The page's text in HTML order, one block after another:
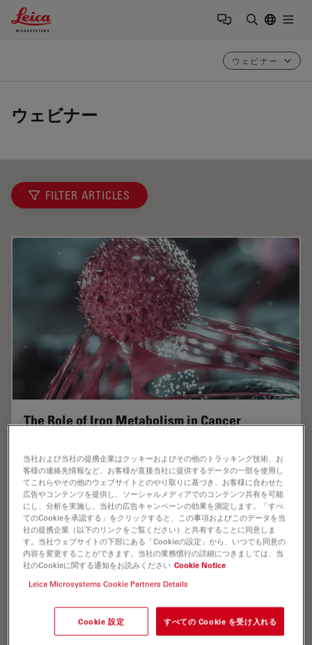
Leica Microsystems Logo
ウェビナー
ウェビナー
FILTER ARTICLES
The Role of Iron Metabolism in Cancer
Iron metabolism plays a role in cancer development
and progression, and modulates the immune response.
Understanding how iron influences cancer and the
immune system can aid the development of new…
May 17, 2023 オンラインセミナー がん研究 The
当社および当社の提携企業はクッキーおよびその他のトラッキング技術、お
客様の連絡先情報など、お客様が直接当社に提供するデータの一部を使用し
てこれらやその他のウェブサイトとのやり取りに基づき、お客様に合わせた
広告やコンテンツを提供し、ソーシャルメディアでのコンテンツ共有を可能
にし、分析を実施し、当社の広告キャンペーンの効果を測定します。「すべ
てのCookieを承認する」をクリックすると、この事項およびこのデータを当
社の提携企業（以下のリンクをご覧ください）と共有することに同意しま
す。当社ウェブサイトの下部にある「Cookieの設定」から、いつでも同意の
内容を変更することができます。当社の業務慣行の詳細につきましては、当
社のCookieに関する通知をお読みください Cookie Notice
Leica Microsystems Cookie Partners Details
Cookie 設定 すべての Cookie を受け入れる